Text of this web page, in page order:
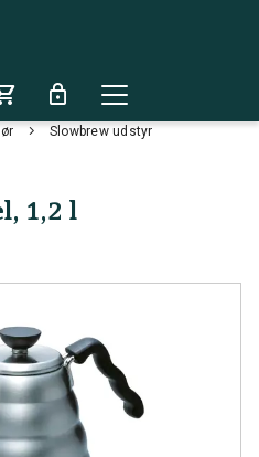
lock
chevron_right Slowbrew udstyr
1,2 l